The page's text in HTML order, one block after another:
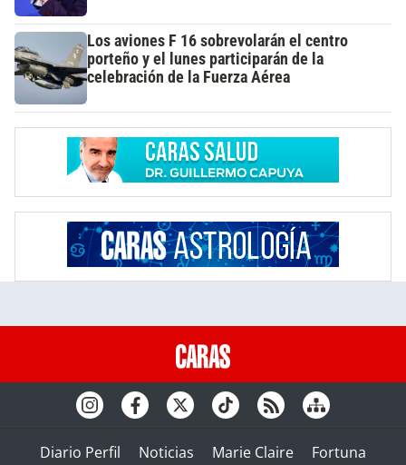
Los aviones F 16 sobrevolarán el centro
porteño y el lunes participarán de la
celebración de la Fuerza Aérea
Diario Perfil Noticias Marie Claire Fortuna